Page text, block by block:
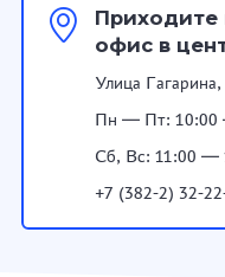
Приходите
офис в
Улица
Пн — Пт: 10:00
Сб, Вс: 11:00 —
+7 (382-2) 32-